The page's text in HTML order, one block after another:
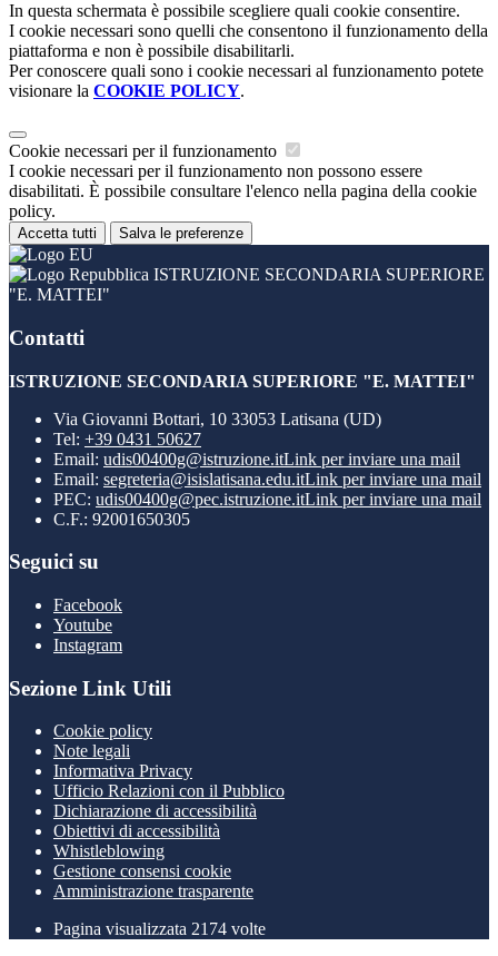
In questa schermata è possibile scegliere quali cookie consentire.
I cookie necessari sono quelli che consentono il funzionamento della
piattaforma e non è possibile disabilitarli.
Per conoscere quali sono i cookie necessari al funzionamento potete
visionare la COOKIE POLICY.
Cookie necessari per il funzionamento
I cookie necessari per il funzionamento non possono essere
disabilitati. È possibile consultare l'elenco nella pagina della cookie
policy.
Accetta tutti Salva le preferenze
ISTRUZIONE SECONDARIA SUPERIORE
"E. MATTEI"
Contatti
ISTRUZIONE SECONDARIA SUPERIORE "E. MATTEI"
Via Giovanni Bottari, 10 33053 Latisana (UD)
Tel: +39 0431 50627
Email: udis00400g@istruzione.itLink per inviare una mail
Email: segreteria@isislatisana.edu.itLink per inviare una mail
PEC: udis00400g@pec.istruzione.itLink per inviare una mail
C.F.: 92001650305
Seguici su
Facebook
Youtube
Instagram
Sezione Link Utili
Cookie policy
Note legali
Informativa Privacy
Ufficio Relazioni con il Pubblico
Dichiarazione di accessibilità
Obiettivi di accessibilità
Whistleblowing
Gestione consensi cookie
Amministrazione trasparente
Pagina visualizzata 2174 volte